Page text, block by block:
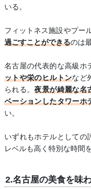
いる。
フィットネス施設やプー
過ごすことができるのは
名古屋の代表的な高級ホ
ットや栄のヒルトンなど
られる。夜景が綺麗な名
ベーションしたタワーホ
い。
いずれもホテルとしての
レベルも高く特別な時間
2.名古屋の美食を味